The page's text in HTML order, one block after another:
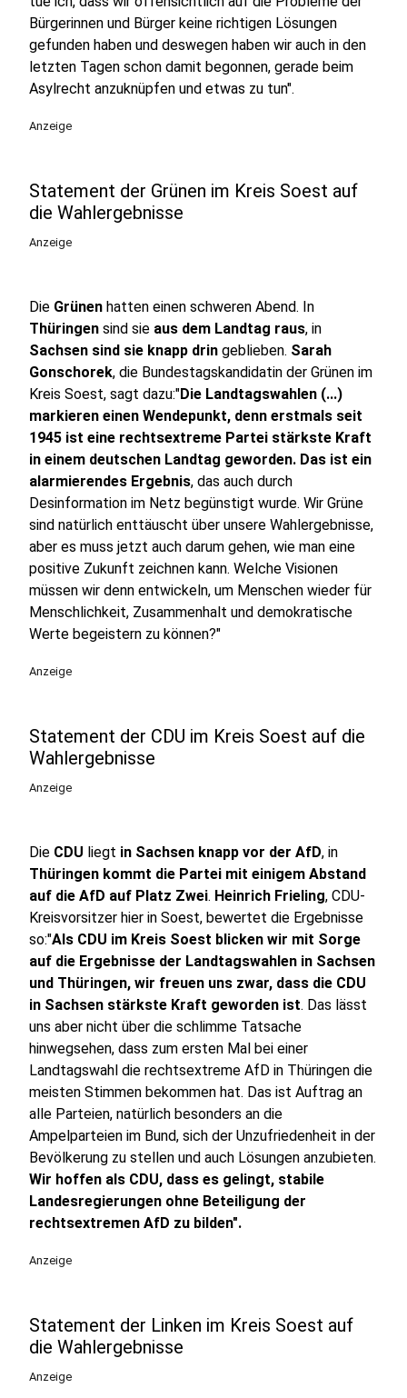
Bürgerinnen und Bürger keine richtigen Lösungen
gefunden haben und deswegen haben wir auch in den
letzten Tagen schon damit begonnen, gerade beim
Asylrecht anzuknüpfen und etwas zu tun".
Anzeige
Statement der Grünen im Kreis Soest auf
die Wahlergebnisse
Anzeige
Die Grünen hatten einen schweren Abend. In
Thüringen sind sie aus dem Landtag raus, in
Sachsen sind sie knapp drin geblieben. Sarah
Gonschorek, die Bundestagskandidatin der Grünen im
Kreis Soest, sagt dazu:"Die Landtagswahlen (...)
markieren einen Wendepunkt, denn erstmals seit
1945 ist eine rechtsextreme Partei stärkste Kraft
in einem deutschen Landtag geworden. Das ist ein
alarmierendes Ergebnis, das auch durch
Desinformation im Netz begünstigt wurde. Wir Grüne
sind natürlich enttäuscht über unsere Wahlergebnisse,
aber es muss jetzt auch darum gehen, wie man eine
positive Zukunft zeichnen kann. Welche Visionen
müssen wir denn entwickeln, um Menschen wieder für
Menschlichkeit, Zusammenhalt und demokratische
Werte begeistern zu können?"
Anzeige
Statement der CDU im Kreis Soest auf die
Wahlergebnisse
Anzeige
Die CDU liegt in Sachsen knapp vor der AfD, in
Thüringen kommt die Partei mit einigem Abstand
auf die AfD auf Platz Zwei. Heinrich Frieling, CDU-
Kreisvorsitzer hier in Soest, bewertet die Ergebnisse
so:"Als CDU im Kreis Soest blicken wir mit Sorge
auf die Ergebnisse der Landtagswahlen in Sachsen
und Thüringen, wir freuen uns zwar, dass die CDU
in Sachsen stärkste Kraft geworden ist. Das lässt
uns aber nicht über die schlimme Tatsache
hinwegsehen, dass zum ersten Mal bei einer
Landtagswahl die rechtsextreme AfD in Thüringen die
meisten Stimmen bekommen hat. Das ist Auftrag an
alle Parteien, natürlich besonders an die
Ampelparteien im Bund, sich der Unzufriedenheit in der
Bevölkerung zu stellen und auch Lösungen anzubieten.
Wir hoffen als CDU, dass es gelingt, stabile
Landesregierungen ohne Beteiligung der
rechtsextremen AfD zu bilden".
Anzeige
Statement der Linken im Kreis Soest auf
die Wahlergebnisse
Anzeige